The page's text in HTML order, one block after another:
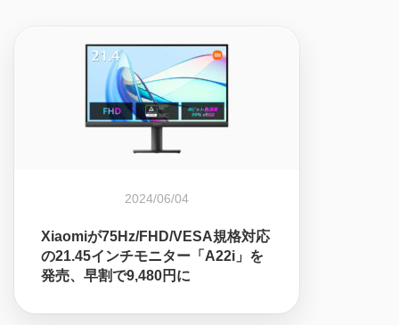
2024/06/04
Xiaomiが75Hz/FHD/VESA規格対応
の21.45インチモニター「A22i」を
発売、早割で9,480円に